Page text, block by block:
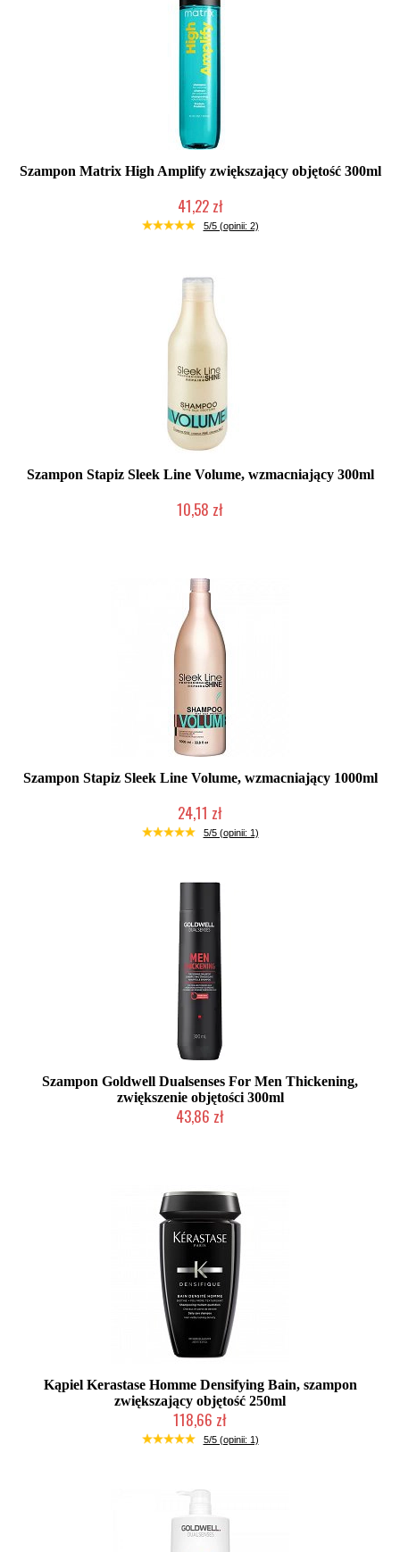
Szampon Matrix High Amplify zwiększający objętość 300ml
41,22 zł
Duża ilość (wysyłka w 24h)
5/5 (opinii: 2)
Szampon Stapiz Sleek Line Volume, wzmacniający 300ml
10,58 zł
Szampon Stapiz Sleek Line Volume, wzmacniający 1000ml
24,11 zł
Duża ilość (wysyłka w 24h)
5/5 (opinii: 1)
Szampon Goldwell Dualsenses For Men Thickening,
zwiększenie objętości 300ml
43,86 zł
Kąpiel Kerastase Homme Densifying Bain, szampon
zwiększający objętość 250ml
118,66 zł
Duża ilość (wysyłka w 24h)
5/5 (opinii: 1)